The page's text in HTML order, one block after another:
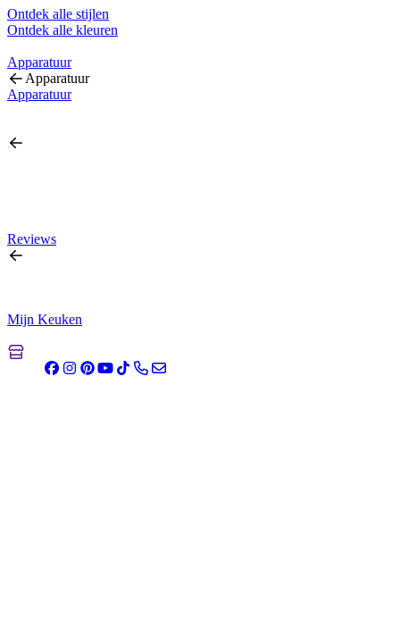
Ontdek alle stijlen
Ontdek alle kleuren
Apparatuur
Apparatuur
Apparatuur
Reviews
Mijn Keuken